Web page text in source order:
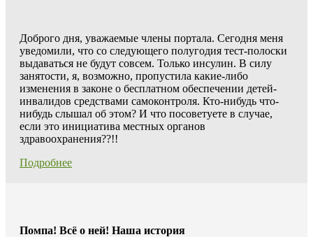
Доброго дня, уважаемые члены портала. Сегодня меня
уведомили, что со следующего полугодия тест-полоски
выдаваться не будут совсем. Только инсулин. В силу
занятости, я, возможно, пропустила какие-либо
изменения в законе о бесплатном обеспечении детей-
инвалидов средствами самоконтроля. Кто-нибудь что-
нибудь слышал об этом? И что посоветуете в случае,
если это инициатива местных органов
здравоохранения??!!
Подробнее
Помпа! Всё о ней! Наша история